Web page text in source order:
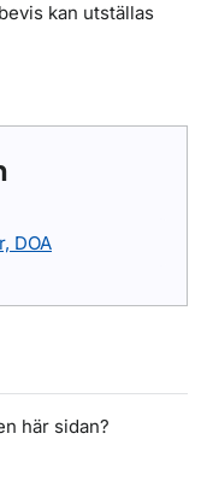
kan utställas
DOA
här sidan?